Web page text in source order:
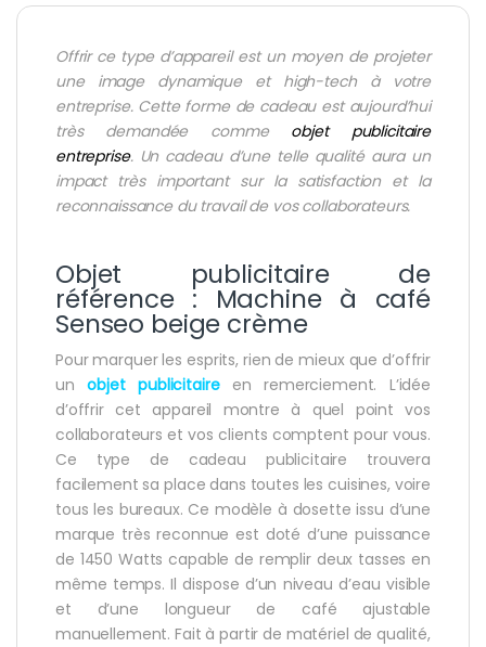
Offrir ce type d’appareil est un moyen de projeter
une image dynamique et high-tech à votre
entreprise. Cette forme de cadeau est aujourd’hui
très demandée comme objet publicitaire
entreprise. Un cadeau d’une telle qualité aura un
impact très important sur la satisfaction et la
reconnaissance du travail de vos collaborateurs.
Objet publicitaire de
référence : Machine à café
Senseo beige crème
Pour marquer les esprits, rien de mieux que d’offrir
unobjet publicitaire en remerciement. L’idée
d’offrir cet appareil montre à quel point vos
collaborateurs et vos clients comptent pour vous.
Ce type de cadeau publicitaire trouvera
facilement sa place dans toutes les cuisines, voire
tous les bureaux. Ce modèle à dosette issu d’une
marque très reconnue est doté d’une puissance
de 1450 Watts capable de remplir deux tasses en
même temps. Il dispose d’un niveau d’eau visible
et d’une longueur de café ajustable
manuellement. Fait à partir de matériel de qualité,